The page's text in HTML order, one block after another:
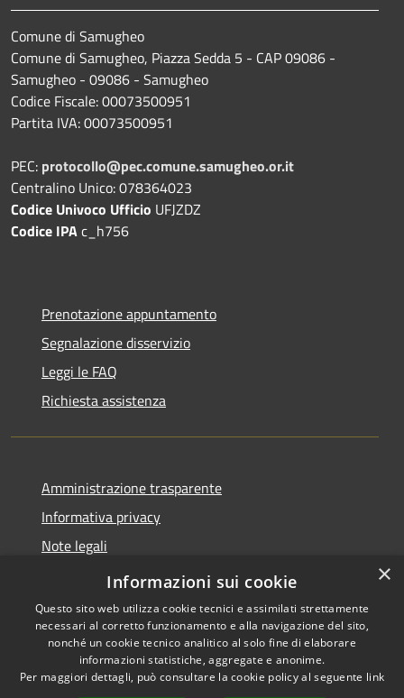
Comune di Samugheo
Comune di Samugheo, Piazza Sedda 5 - CAP 09086 -
Samugheo - 09086 - Samugheo
Codice Fiscale: 00073500951
Partita IVA: 00073500951
PEC: protocollo@pec.comune.samugheo.or.it
Centralino Unico: 078364023
Codice Univoco Ufficio UFJZDZ
Codice IPAc_h756
Prenotazione appuntamento
Segnalazione disservizio
Leggi le FAQ
Richiesta assistenza
Amministrazione trasparente
Informativa privacy
Note legali
Dichiarazione di accessibilità
Accessibilità
Copyright © 2026 • Comune di
Samugheo • Powered by
×
Informazioni sui cookie
Questo sito web utilizza cookie tecnici e assimilati strettamente
necessari al corretto funzionamento e alla navigazione del sito,
nonché un cookie tecnico analitico al solo fine di elaborare
informazioni statistiche, aggregate e anonime.
Per maggiori dettagli, può consultare la cookie policy al seguente link